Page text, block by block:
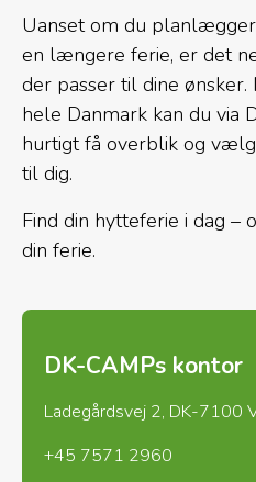
Uanset om du
en længere ferie, er det
der passer til dine
hele Danmark kan du via
hurtigt få overblik og
til dig.
Find din hytteferie i dag –
din ferie.
DK-CAMPs kontor
Ladegårdsvej 2, DK-7100
+45 7571 2960